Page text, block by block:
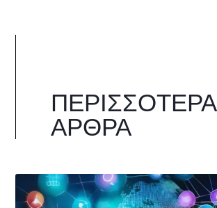
ΠΕΡΙΣΣΌΤΕΡΑ
ΆΡΘΡΑ